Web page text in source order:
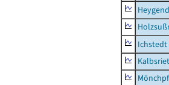
Ichstedt